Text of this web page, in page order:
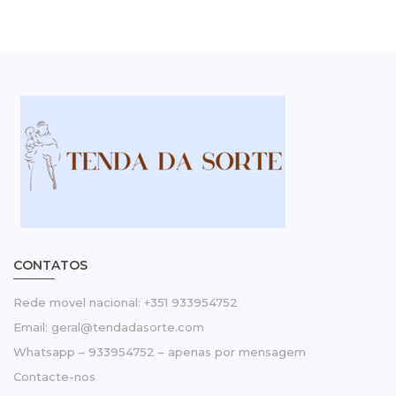
CONTATOS
Rede movel nacional: +351 933954752
Email: geral@tendadasorte.com
Whatsapp – 933954752 – apenas por mensagem
Contacte-nos